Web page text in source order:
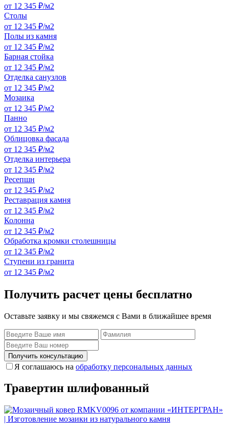
от 12 345 ₽/м2
Столы
от 12 345 ₽/м2
Полы из камня
от 12 345 ₽/м2
Барная стойка
от 12 345 ₽/м2
Отделка санузлов
от 12 345 ₽/м2
Мозаика
от 12 345 ₽/м2
Панно
от 12 345 ₽/м2
Облицовка фасада
от 12 345 ₽/м2
Отделка интерьера
от 12 345 ₽/м2
Ресепшн
от 12 345 ₽/м2
Реставрация камня
от 12 345 ₽/м2
Колонна
от 12 345 ₽/м2
Обработка кромки столешницы
от 12 345 ₽/м2
Ступени из гранита
от 12 345 ₽/м2
Получить расчет цены бесплатно
Оставьте заявку и мы свяжемся с Вами в ближайшее время
Получить консультацию
Я соглашаюсь на обработку персональных данных
Травертин шлифованный